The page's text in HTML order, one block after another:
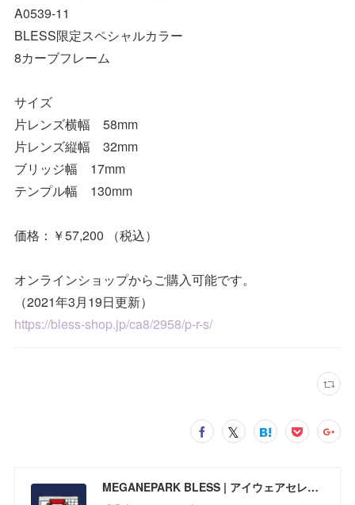
A0539-11
BLESS限定スペシャルカラー
8カーブフレーム
サイズ
片レンズ横幅 58mm
片レンズ縦幅 32mm
ブリッジ幅 17mm
テンプル幅 130mm
価格：￥57,200 （税込）
オンラインショップからご購入可能です。
（2021年3月19日更新）
https://bless-shop.jp/ca8/2958/p-r-s/
MEGANEPARK BLESS | アイウェアセレクトショップ